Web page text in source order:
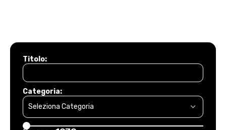
Titolo:
Categoria: